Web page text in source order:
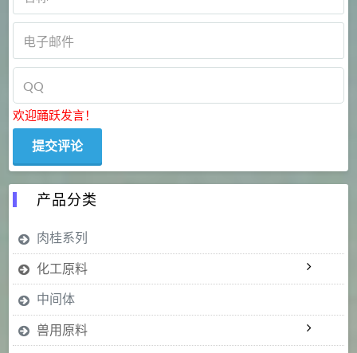
欢迎踊跃发言！
产品分类
肉桂系列
化工原料
中间体
兽用原料